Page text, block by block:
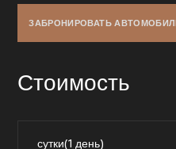
ЗАБРОНИРОВАТЬ
Стоимость
сутки(1 день)